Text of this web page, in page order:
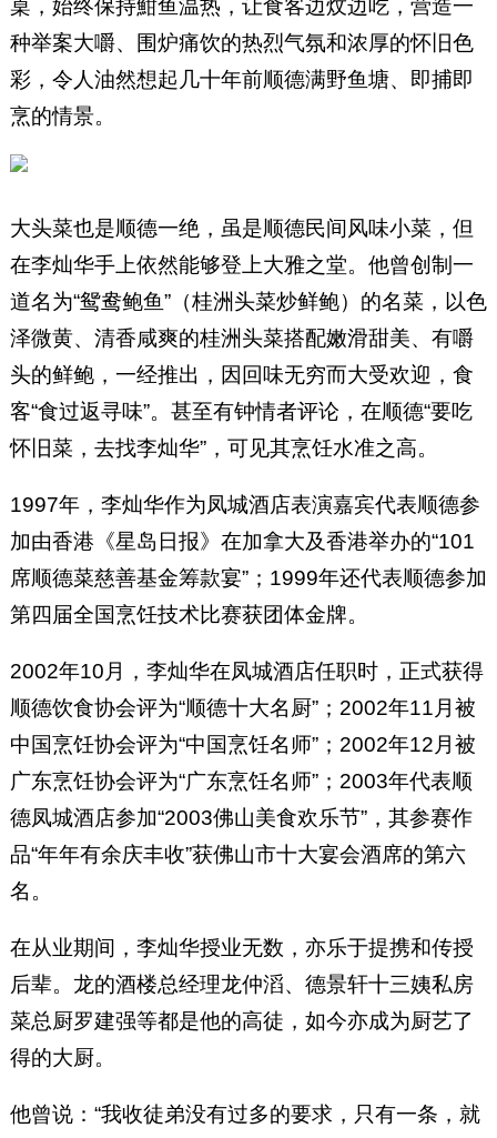
桌，始终保持魽鱼温热，让食客边炆边吃，营造一
种举案大嚼、围炉痛饮的热烈气氛和浓厚的怀旧色
彩，令人油然想起几十年前顺德满野鱼塘、即捕即
烹的情景。
大头菜也是顺德一绝，虽是顺德民间风味小菜，但
在李灿华手上依然能够登上大雅之堂。他曾创制一
道名为“鸳鸯鲍鱼”（桂洲头菜炒鲜鲍）的名菜，以色
泽微黄、清香咸爽的桂洲头菜搭配嫩滑甜美、有嚼
头的鲜鲍，一经推出，因回味无穷而大受欢迎，食
客“食过返寻味”。甚至有钟情者评论，在顺德“要吃
怀旧菜，去找李灿华”，可见其烹饪水准之高。
1997年，李灿华作为凤城酒店表演嘉宾代表顺德参
加由香港《星岛日报》在加拿大及香港举办的“101
席顺德菜慈善基金筹款宴”；1999年还代表顺德参加
第四届全国烹饪技术比赛获团体金牌。
2002年10月，李灿华在凤城酒店任职时，正式获得
顺德饮食协会评为“顺德十大名厨”；2002年11月被
中国烹饪协会评为“中国烹饪名师”；2002年12月被
广东烹饪协会评为“广东烹饪名师”；2003年代表顺
德凤城酒店参加“2003佛山美食欢乐节”，其参赛作
品“年年有余庆丰收”获佛山市十大宴会酒席的第六
名。
在从业期间，李灿华授业无数，亦乐于提携和传授
后辈。龙的酒楼总经理龙仲滔、德景轩十三姨私房
菜总厨罗建强等都是他的高徒，如今亦成为厨艺了
得的大厨。
他曾说：“我收徒弟没有过多的要求，只有一条，就